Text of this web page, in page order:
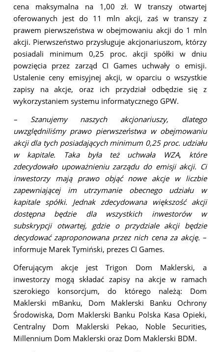
cena maksymalna na 1,00 zł. W transzy otwartej
oferowanych jest do 11 mln akcji, zaś w transzy z
prawem pierwszeństwa w obejmowaniu akcji do 1 mln
akcji. Pierwszeństwo przysługuje akcjonariuszom, którzy
posiadali minimum 0,25 proc. akcji spółki w dniu
powzięcia przez zarząd CI Games uchwały o emisji.
Ustalenie ceny emisyjnej akcji, w oparciu o wszystkie
zapisy na akcje, oraz ich przydział odbędzie się z
wykorzystaniem systemu informatycznego GPW.
– Szanujemy naszych akcjonariuszy, dlatego
uwzględniliśmy prawo pierwszeństwa w obejmowaniu
akcji dla tych posiadających minimum 0,25 proc. udziału
w kapitale. Taka była też uchwała WZA, które
zdecydowało upoważnieniu zarządu do emisji akcji. Ci
inwestorzy mają prawo objąć nowe akcje w liczbie
zapewniającej im utrzymanie obecnego udziału w
kapitale spółki. Jednak zdecydowana większość akcji
dostępna będzie dla wszystkich inwestorów w
subskrypcji otwartej, gdzie o przydziale akcji będzie
decydować zaproponowana przez nich cena za akcję. –
informuje Marek Tymiński, prezes CI Games.
Oferującym akcje jest Trigon Dom Maklerski, a
inwestorzy mogą składać zapisy na akcje w ramach
szerokiego konsorcjum, do którego należą: Dom
Maklerski mBanku, Dom Maklerski Banku Ochrony
Środowiska, Dom Maklerski Banku Polska Kasa Opieki,
Centralny Dom Maklerski Pekao, Noble Securities,
Millennium Dom Maklerski oraz Dom Maklerski BDM.